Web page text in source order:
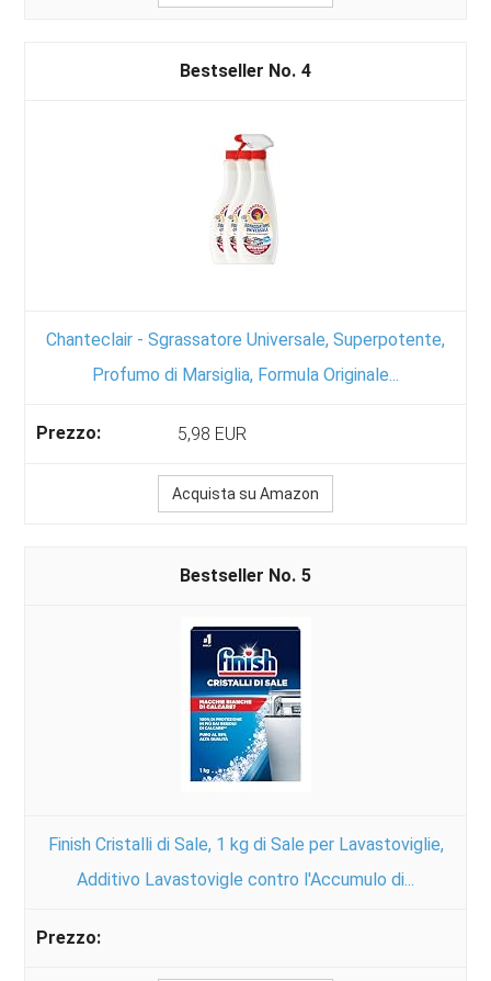
4
Chanteclair - Sgrassatore Universale, Superpotente,
Profumo di Marsiglia, Formula Originale...
5,98 EUR
Acquista su Amazon
5
Finish Cristalli di Sale, 1 kg di Sale per Lavastoviglie,
Additivo Lavastovigle contro l'Accumulo di...